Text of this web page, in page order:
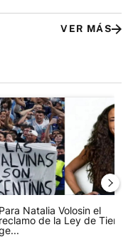
VER MÁS
comentarios en los
"La inflación en CABA
artículo de tendencia con
Para Natalia Volosin el
reclamo de la Ley de Tierras